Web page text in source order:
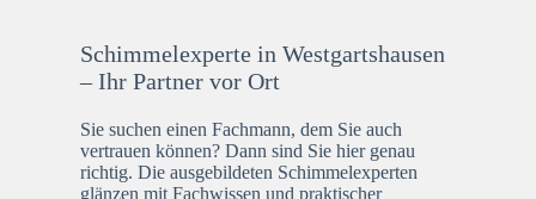
Schimmelexperte in Westgartshausen
– Ihr Partner vor Ort
Sie suchen einen Fachmann, dem Sie auch
vertrauen können? Dann sind Sie hier genau
richtig. Die ausgebildeten Schimmelexperten
glänzen mit Fachwissen und praktischer